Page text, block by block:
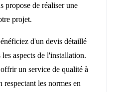
propose de réaliser une
projet.
d'un devis détaillé
aspects de l'installation.
un service de qualité à
les normes en